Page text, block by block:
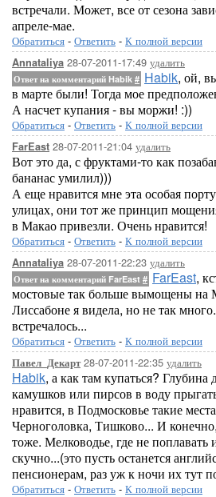
встречали. Может, все от сезона
апреле-мае.
Обратиться - Ответить - К полной версии
Annataliya 28-07-2011-17:49 удалить
Ответ на комментарий Habik # Habik, ой,
в марте были! Тогда мое
А насчет купания - вы моржи! :))
Обратиться - Ответить - К полной версии
FarEast 28-07-2011-21:04 удалить
Вот это да, с фруктами-то как
бананас умилил)))
А еще нравится мне эта особая
улицах, они тот же принцип
в Макао привезли. Очень нравится!
Обратиться - Ответить - К полной версии
Annataliya 28-07-2011-22:23 удалить
Ответ на комментарий FarEast # FarEast,
мостовые так больше вымощены
Лиссабоне я видела, но не так
встречалось...
Обратиться - Ответить - К полной версии
Павел_Декарт28-07-2011-22:35 удалить
Habik, а как там купаться? Глубина
камушков или пирсов в воду
нравится, в Подмосковье такие
Черноголовка, Тишково... И
тоже. Мелководье, где не
скучно...(это пусть останется
пенсионерам, раз уж к ночи их тут
Обратиться - Ответить - К полной версии